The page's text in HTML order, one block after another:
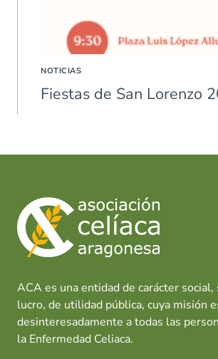
NOTICIAS
Fiestas de San Lorenzo
ACA es una entidad de carácter
lucro, de utilidad pública, cuya misión
desinteresadamente a todas las
la Enfermedad Celiaca.